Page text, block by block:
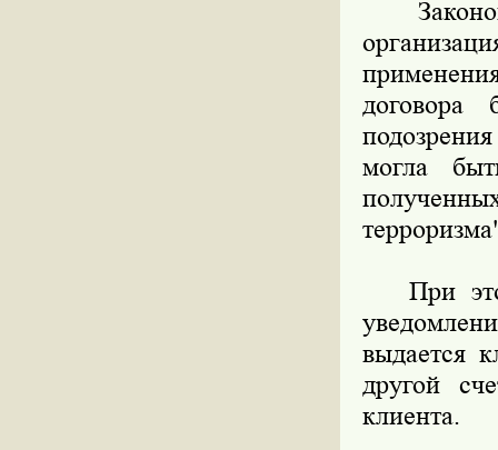
договора
могла
При
выдается
другой
клиента.